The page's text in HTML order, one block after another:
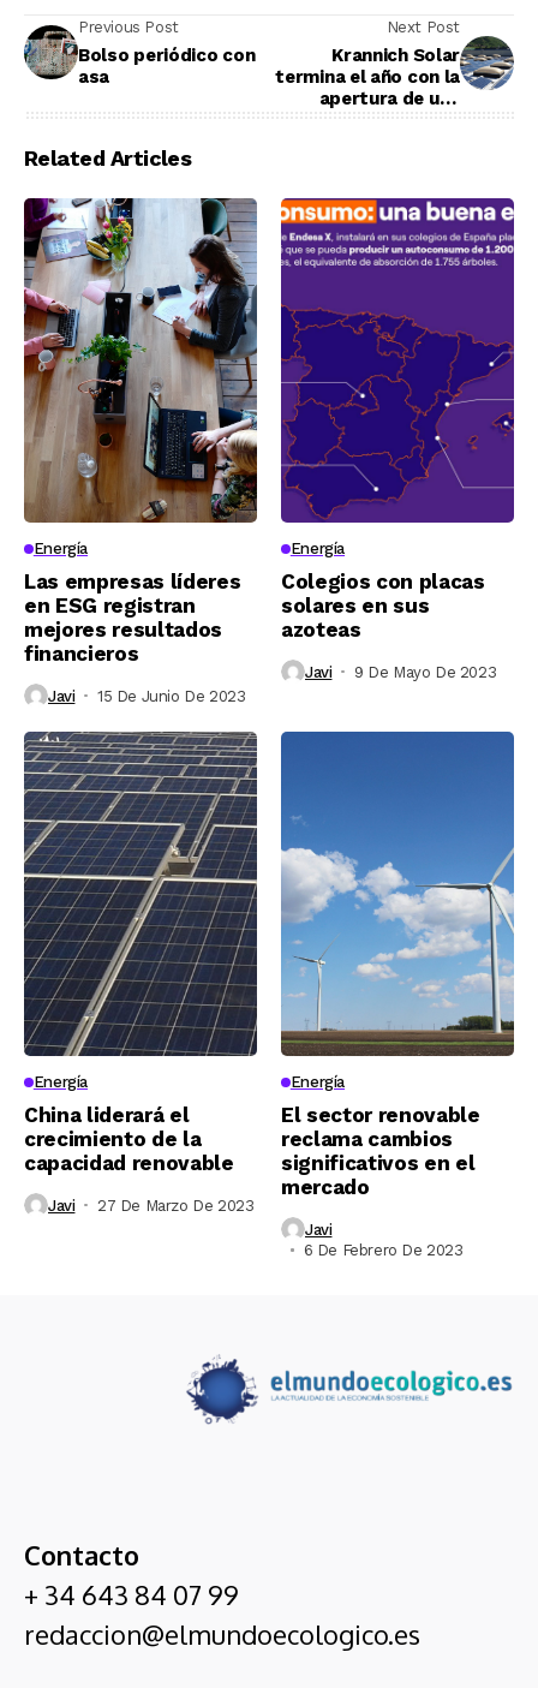
Previous Post
Bolso periódico con
asa
Next Post
Krannich Solar
termina el año con la
apertura de una
Related Articles
Energía
Las empresas líderes
en ESG registran
mejores resultados
financieros
Javi 15 De Junio De 2023
Energía
Colegios con placas
solares en sus
azoteas
Javi 9 De Mayo De 2023
Energía
China liderará el
crecimiento de la
capacidad renovable
Javi 27 De Marzo De 2023
Energía
El sector renovable
reclama cambios
significativos en el
mercado
Javi
6 De Febrero De 2023
Contacto
+ 34 643 84 07 99
redaccion@elmundoecologico.es